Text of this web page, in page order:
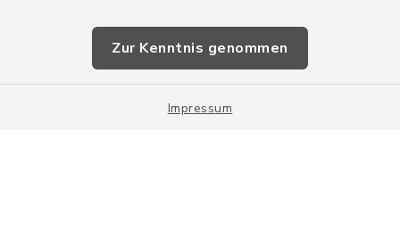
Zur Kenntnis genommen
Impressum
Impressum
Sitemap